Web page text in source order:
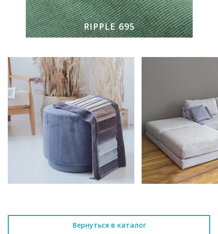
RIPPLE 695
Вернуться в каталог